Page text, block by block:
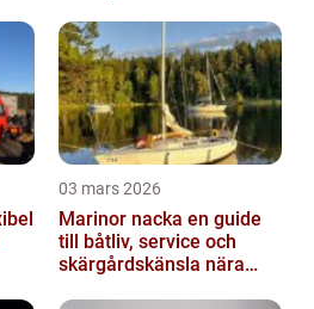
03 mars 2026
Marinor nacka en guide
till båtliv, service och
skärgårdskänsla nära